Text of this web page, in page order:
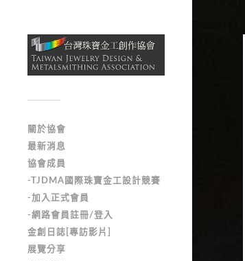
關於協會
最新消息
協會成員
-TJDMA國際珠寶金工設計競賽
-加入正式會員
-網路會員註冊/登入
金創日誌[專訪影片]
展覽分享